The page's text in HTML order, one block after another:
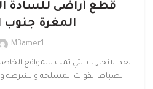
قطع أراضى للسادة
المغرة جنوب
M3amer1
بعد الانجازات التي تمت بالمواقع
لضباط القوات المسلحه والشرطه و رصف 80% من